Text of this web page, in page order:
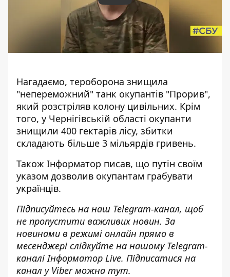
Нагадаємо, тероборона знищила
"непереможний" танк окупантів "Прорив",
який розстріляв колону цивільних. Крім
того, у Чернігівській області окупанти
знищили 400 гектарів лісу, збитки
складають більше 3 мільярдів гривень.
Також Інформатор писав, що путін своїм
указом дозволив окупантам грабувати
українців.
Підписуйтесь на наш Telegram-канал, щоб
не пропустити важливих новин. За
новинами в режимі онлайн прямо в
месенджері слідкуйте на нашому Telegram-
каналіІнформатор Live. Підписатися на
канал у Viber можна тут.